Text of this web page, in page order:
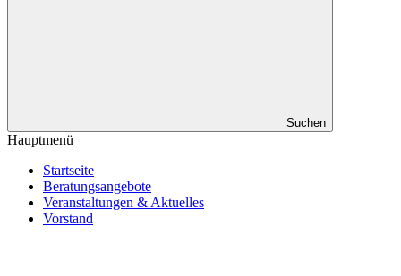
Suchen
Hauptmenü
Startseite
Beratungsangebote
Veranstaltungen & Aktuelles
Vorstand